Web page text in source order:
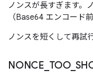
ノンスが長すぎます。
（Base64 エンコード
ノンスを短くして再試
NONCE TOO_